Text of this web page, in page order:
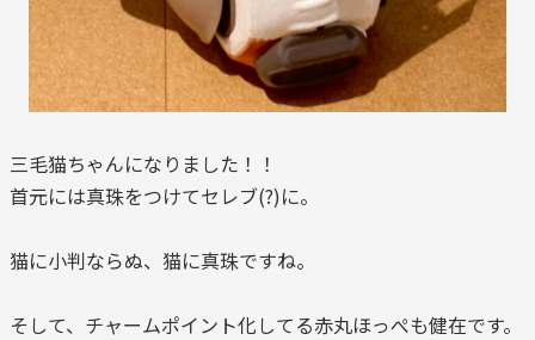
三毛猫ちゃんになりました！！
首元には真珠をつけてセレブ(?)に。
猫に小判ならぬ、猫に真珠ですね。
そして、チャームポイント化してる赤丸ほっぺも健在です。